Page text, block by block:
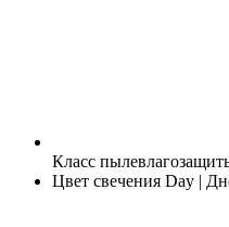
Класс
Цвет свечения Day |